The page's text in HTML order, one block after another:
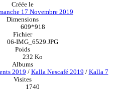
Créée le
17 Novembre 2019
Dimensions
609*918
Fichier
06-IMG_6529.JPG
Poids
232 Ko
Albums
2019 / Kalla Nescafé 2019 / Kalla 7
Visites
1740